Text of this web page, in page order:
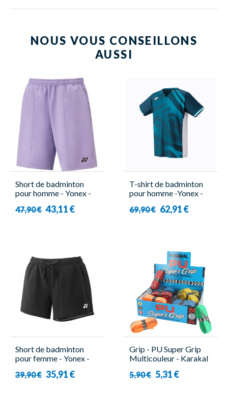
NOUS VOUS CONSEILLONS
AUSSI
Short de badminton
pour homme - Yonex -
47,90 € 43,11 €
T-shirt de badminton
pour homme -Yonex -
69,90 € 62,91 €
Short de badminton
pour femme - Yonex -
39,90 € 35,91 €
Grip - PU Super Grip
Multicouleur - Karakal
5,90 € 5,31 €